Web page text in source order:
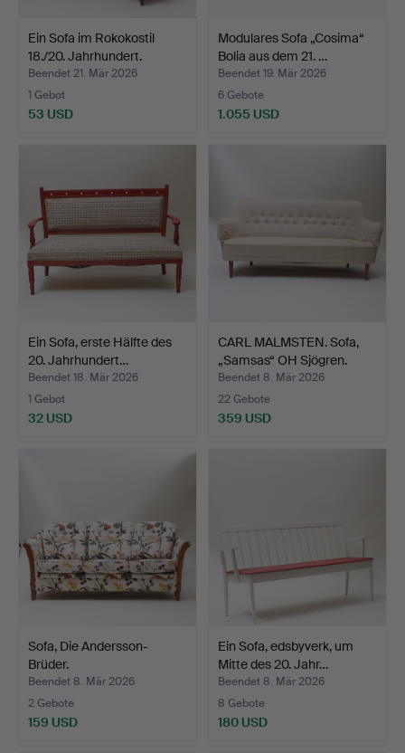
Ein Sofa im Rokokostil
18./20. Jahrhundert.
Beendet 21. Mär 2026
1 Gebot
53 USD
Modulares Sofa „Cosima“
Bolia aus dem 21. …
Beendet 19. Mär 2026
6 Gebote
1.055 USD
Ein Sofa, erste Hälfte des
20. Jahrhundert…
Beendet 18. Mär 2026
1 Gebot
32 USD
CARL MALMSTEN. Sofa,
„Samsas“ OH Sjögren.
Beendet 8. Mär 2026
22 Gebote
359 USD
Sofa, Die Andersson-
Brüder.
Beendet 8. Mär 2026
2 Gebote
159 USD
Ein Sofa, edsbyverk, um
Mitte des 20. Jahr…
Beendet 8. Mär 2026
8 Gebote
180 USD